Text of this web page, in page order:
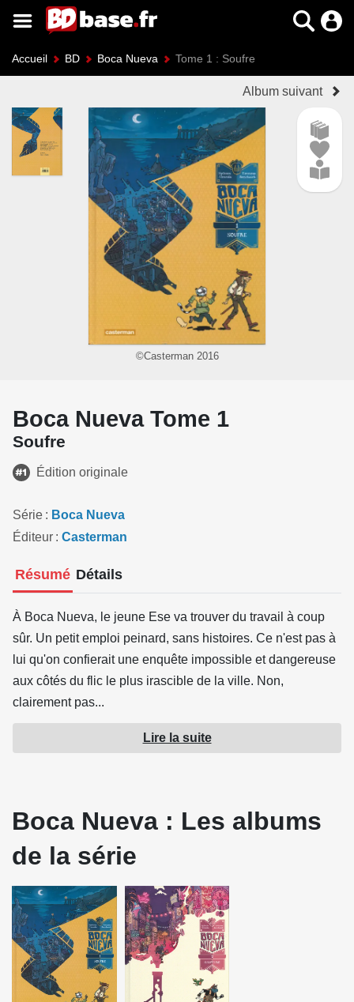
Accueil BD Boca Nueva Tome 1 : Soufre
Album suivant
©Casterman 2016
Boca Nueva Tome 1
Soufre
Édition originale
Série
Boca Nueva
Éditeur
Casterman
Résumé Détails
À Boca Nueva, le jeune Ese va trouver du travail à coup
sûr. Un petit emploi peinard, sans histoires. Ce n'est pas à
lui qu'on confierait une enquête impossible et dangereuse
aux côtés du flic le plus irascible de la ville. Non,
clairement pas...
Lire la suite
Boca Nueva : Les albums
de la série